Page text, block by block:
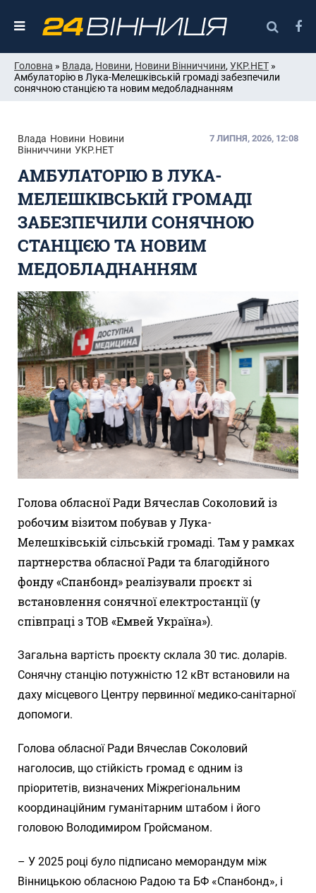
Головна » Влада, Новини, Новини Вінниччини, УКР.НЕТ »
Амбулаторію в Лука-Мелешківській громаді забезпечили
сонячною станцією та новим медобладнанням
Влада Новини Новини
Вінниччини УКР.НЕТ
7 ЛИПНЯ, 2026, 12:08
АМБУЛАТОРІЮ В ЛУКА-
МЕЛЕШКІВСЬКІЙ ГРОМАДІ
ЗАБЕЗПЕЧИЛИ СОНЯЧНОЮ
СТАНЦІЄЮ ТА НОВИМ
МЕДОБЛАДНАННЯМ
Голова обласної Ради Вячеслав Соколовий із
робочим візитом побував у Лука-
Мелешківській сільській громаді. Там у рамках
партнерства обласної Ради та благодійного
фонду «Спанбонд» реалізували проєкт зі
встановлення сонячної електростанції (у
співпраці з ТОВ «Емвей Україна»).
Загальна вартість проєкту склала 30 тис. доларів.
Сонячну станцію потужністю 12 кВт встановили на
даху місцевого Центру первинної медико-санітарної
допомоги.
Голова обласної Ради Вячеслав Соколовий
наголосив, що стійкість громад є одним із
пріоритетів, визначених Міжрегіональним
координаційним гуманітарним штабом і його
головою Володимиром Гройсманом.
– У 2025 році було підписано меморандум між
Вінницькою обласною Радою та БФ «Спанбонд», і